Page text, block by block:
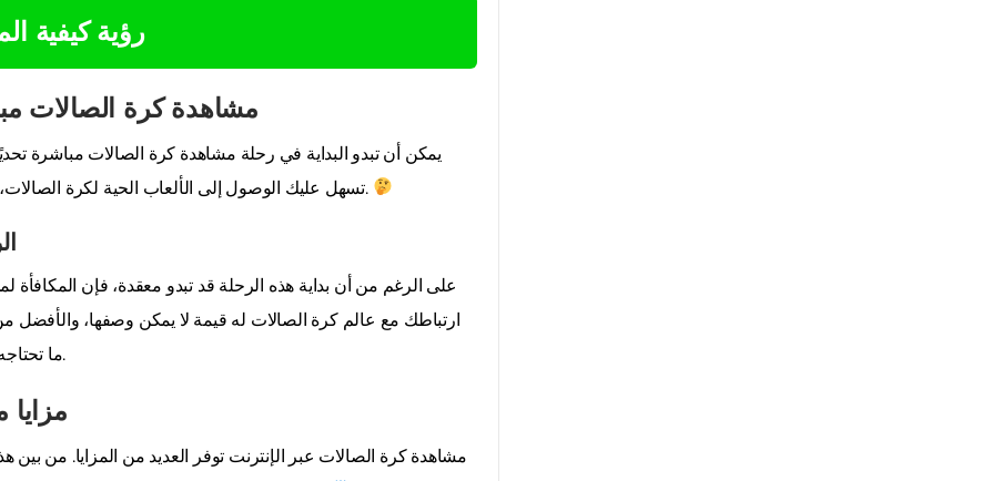
رؤية كيفية
مشاهدة كرة الصالات
يمكن أن تبدو البداية في رحلة مشاهدة كرة الصالات مباشرة
تسهل عليك الوصول إلى الألعاب الحية لكرة الصالات، مما يخلق طريقة جديدة تمامًا للتواصل مع رياضتك المفضلة.
على الرغم من أن بداية هذه الرحلة قد تبدو معقدة، فإن
ارتباطك مع عالم كرة الصالات له قيمة لا يمكن وصفها، والأفضل
ما تحتاجه مجرد نقرة واحدة، جاهزة لرفع تجربتك إلى المستوى التالي.
مشاهدة كرة الصالات عبر الإنترنت توفر العديد من المزايا. من بين